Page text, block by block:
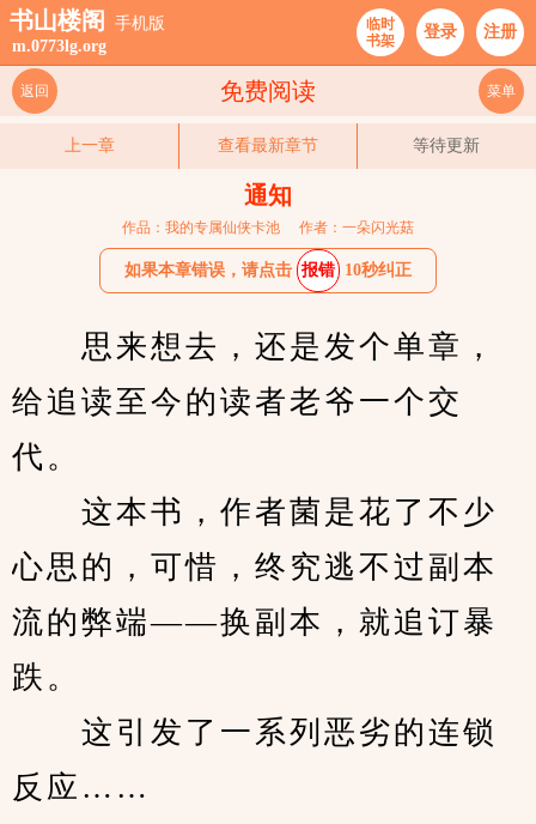
书山楼阁
手机版
m.0773lg.org
临时
书架
登录 注册
免费阅读
返回 菜单
上一章 查看最新章节 等待更新
通知
作品：我的专属仙侠卡池 作者：一朵闪光菇
如果本章错误，请点击 报错 10秒纠正
思来想去，还是发个单章，
给追读至今的读者老爷一个交
代。
这本书，作者菌是花了不少
心思的，可惜，终究逃不过副本
流的弊端——换副本，就追订暴
跌。
这引发了一系列恶劣的连锁
反应……